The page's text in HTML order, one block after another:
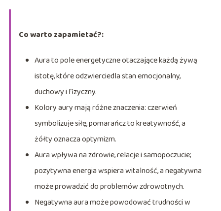
Co warto zapamietać?:
Aura to pole energetyczne otaczające każdą żywą
istotę, które odzwierciedla stan emocjonalny,
duchowy i fizyczny.
Kolory aury mają różne znaczenia: czerwień
symbolizuje siłę, pomarańcz to kreatywność, a
żółty oznacza optymizm.
Aura wpływa na zdrowie, relacje i samopoczucie;
pozytywna energia wspiera witalność, a negatywna
może prowadzić do problemów zdrowotnych.
Negatywna aura może powodować trudności w